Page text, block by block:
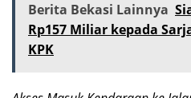
Berita Bekasi Lainnya
Rp157 Miliar kepada
KPK